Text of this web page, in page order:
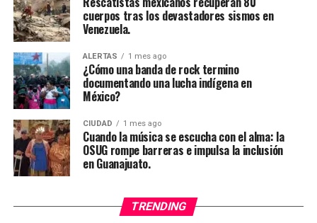
cuerpos tras los devastadores sismos en
Venezuela.
ALERTAS 1 mes ago
¿Cómo una banda de rock termino
documentando una lucha indígena en
México?
CIUDAD 1 mes ago
Cuando la música se escucha con el alma: la
OSUG rompe barreras e impulsa la inclusión
en Guanajuato.
TRENDING